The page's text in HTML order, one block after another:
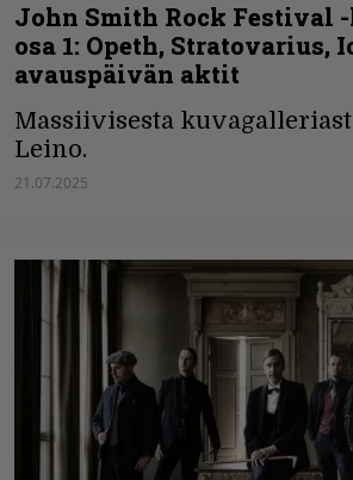
John Smith Rock Festival
osa 1: Opeth, Stratovarius,
avauspäivän aktit
Massiivisesta
Leino.
21.07.2025